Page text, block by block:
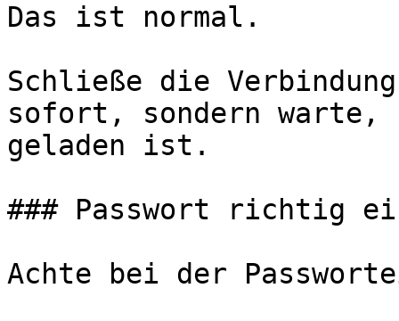
Das ist normal.
Schließe die
sofort, sondern warte,
geladen ist.
### Passwort richtig
Achte bei der